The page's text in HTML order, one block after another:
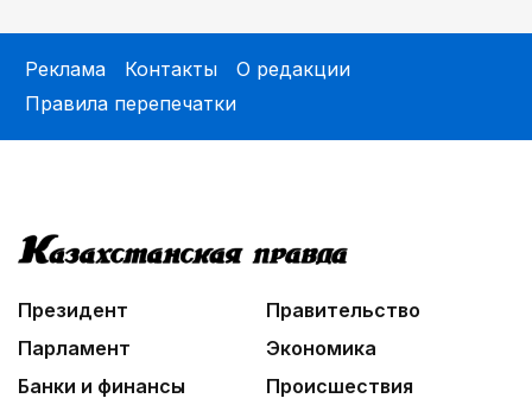
Реклама Контакты
О редакции
Правила перепечатки
Президент
Правительство
Парламент
Экономика
Банки и финансы
Происшествия